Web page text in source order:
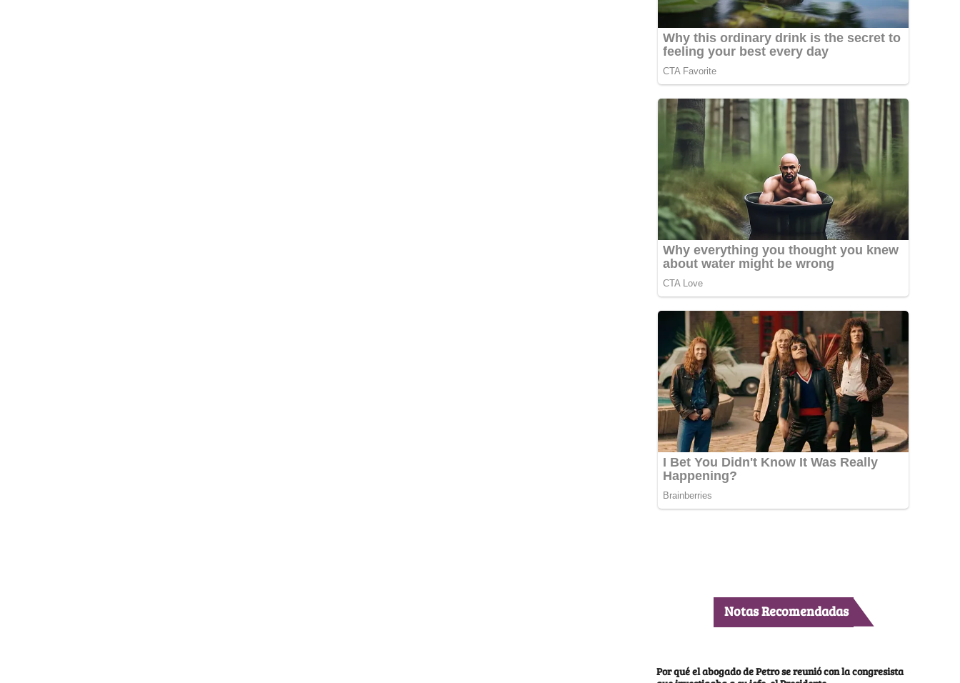
Notas Recomendadas
Por qué el abogado de Petro se reunió con la congresista